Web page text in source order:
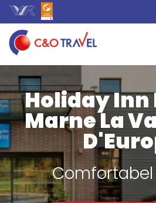
Holiday Inn
Marne La